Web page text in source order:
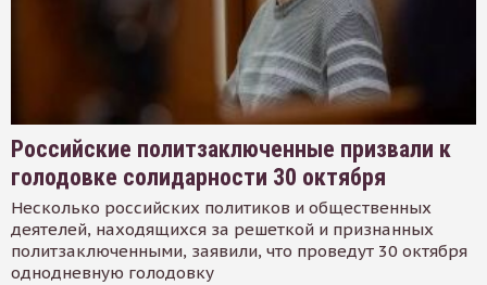
Российские политзаключенные призвали к
голодовке солидарности 30 октября
Несколько российских политиков и общественных
деятелей, находящихся за решеткой и признанных
политзаключенными, заявили, что проведут 30 октября
однодневную голодовку